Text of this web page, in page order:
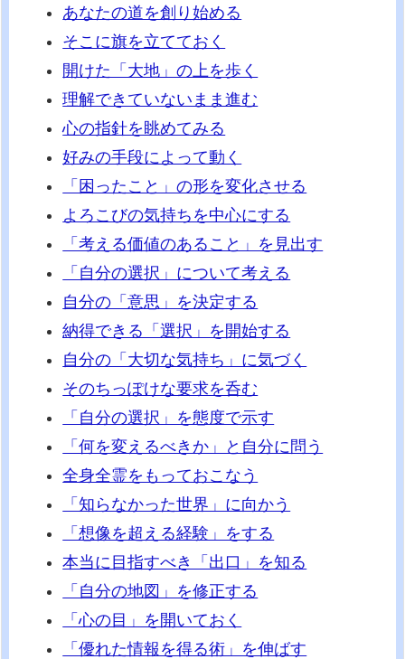
あなたの道を創り始める
そこに旗を立てておく
開けた「大地」の上を歩く
理解できていないまま進む
心の指針を眺めてみる
好みの手段によって動く
「困ったこと」の形を変化させる
よろこびの気持ちを中心にする
「考える価値のあること」を見出す
「自分の選択」について考える
自分の「意思」を決定する
納得できる「選択」を開始する
自分の「大切な気持ち」に気づく
そのちっぽけな要求を呑む
「自分の選択」を態度で示す
「何を変えるべきか」と自分に問う
全身全霊をもっておこなう
「知らなかった世界」に向かう
「想像を超える経験」をする
本当に目指すべき「出口」を知る
「自分の地図」を修正する
「心の目」を開いておく
「優れた情報を得る術」を伸ばす